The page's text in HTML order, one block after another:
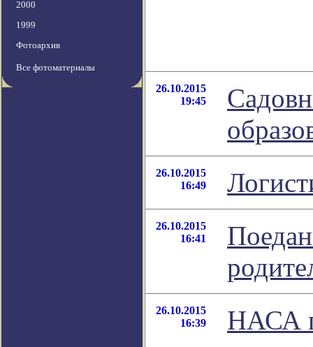
2000
1999
Фотоархив
Все фотоматериалы
26.10.2015
19:45
26.10.2015
16:49
26.10.2015
16:41
26.10.2015
16:39
НАСА